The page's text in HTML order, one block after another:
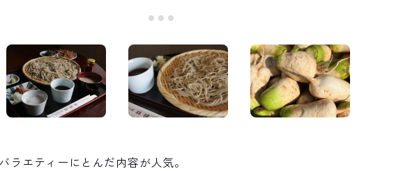
エティーにとんだ内容が人気。